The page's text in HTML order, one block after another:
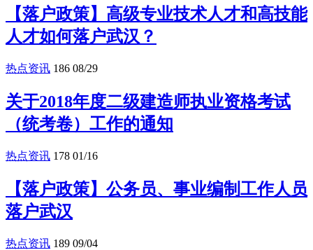
【落户政策】高级专业技术人才和高技能
人才如何落户武汉？
热点资讯 186 08/29
关于2018年度二级建造师执业资格考试
（统考卷）工作的通知
热点资讯 178 01/16
【落户政策】公务员、事业编制工作人员
落户武汉
热点资讯 189 09/04